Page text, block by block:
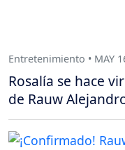
Entretenimiento • MAY
Rosalía se hace
de Rauw